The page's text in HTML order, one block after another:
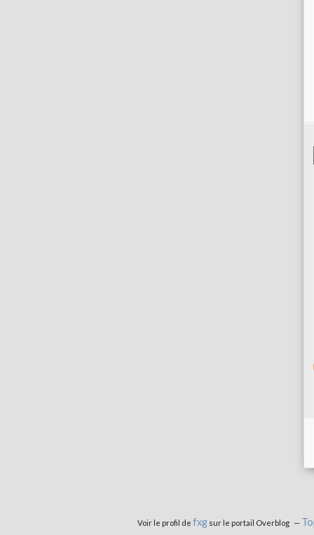
Voir le profil de fxgsur le portail Overblog